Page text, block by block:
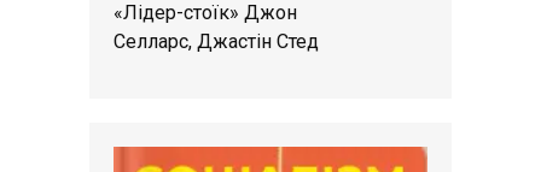
«Лідер-стоїк» Джон
Селларс, Джастін Стед